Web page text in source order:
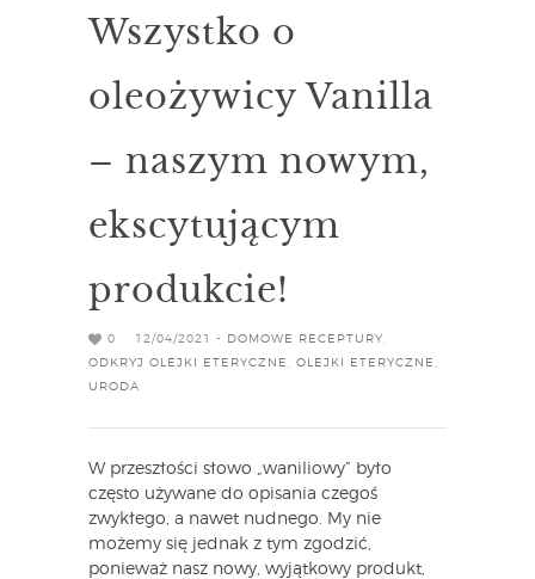
Wszystko o
oleożywicy Vanilla
– naszym nowym,
ekscytującym
produkcie!
0 12/04/2021 - DOMOWE RECEPTURY
ODKRYJ OLEJKI ETERYCZNE
OLEJKI ETERYCZNE
URODA
W przeszłości słowo „waniliowy” było
często używane do opisania czegoś
zwykłego, a nawet nudnego. My nie
możemy się jednak z tym zgodzić,
ponieważ nasz nowy, wyjątkowy produkt,